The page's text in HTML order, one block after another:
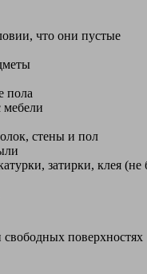
что они пустые
пола
стены и пол
затирки, клея (не
поверхностях